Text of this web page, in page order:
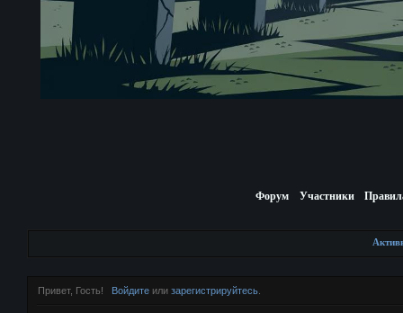
Форум Участники
Привет, Гость! Войдитеили зарегистрируйтесь.